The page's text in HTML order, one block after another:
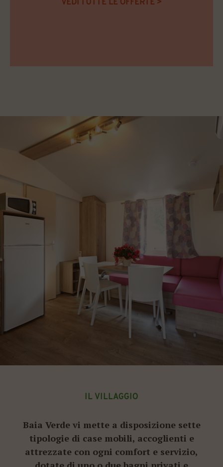
VEDI TUTTE LE OFFERTE >
Natural Green limitate, non a lago (esclusa tassa di
IL VILLAGGIO
Baia Verde vi mette a disposizione sette
tipologie di case mobili, accoglienti e
attrezzate con ogni comfort e servizio,